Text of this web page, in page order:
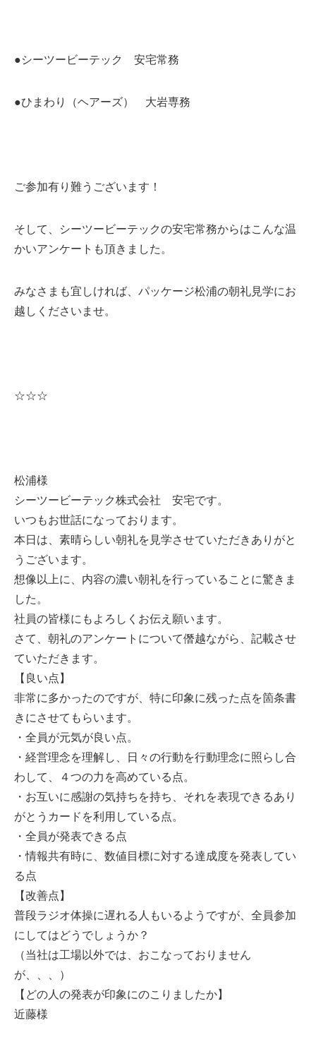
●シーツービーテック 安宅常務
●ひまわり（ヘアーズ） 大岩専務
ご参加有り難うございます！
そして、シーツービーテックの安宅常務からはこんな温
かいアンケートも頂きました。
みなさまも宜しければ、パッケージ松浦の朝礼見学にお
越しくださいませ。
☆☆☆
松浦様
シーツービーテック株式会社 安宅です。
いつもお世話になっております。
本日は、素晴らしい朝礼を見学させていただきありがと
うございます。
想像以上に、内容の濃い朝礼を行っていることに驚きま
した。
社員の皆様にもよろしくお伝え願います。
さて、朝礼のアンケートについて僭越ながら、記載させ
ていただきます。
【良い点】
非常に多かったのですが、特に印象に残った点を箇条書
きにさせてもらいます。
・全員が元気が良い点。
・経営理念を理解し、日々の行動を行動理念に照らし合
わして、４つの力を高めている点。
・お互いに感謝の気持ちを持ち、それを表現できるあり
がとうカードを利用している点。
・全員が発表できる点
・情報共有時に、数値目標に対する達成度を発表してい
る点
【改善点】
普段ラジオ体操に遅れる人もいるようですが、全員参加
にしてはどうでしょうか？
（当社は工場以外では、おこなっておりません
が、、、）
【どの人の発表が印象にのこりましたか】
近藤様